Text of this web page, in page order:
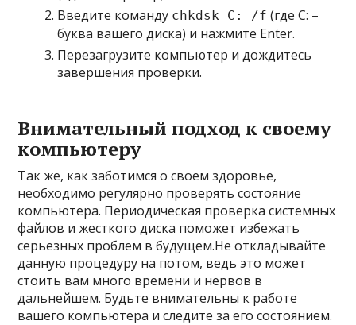
Введите команду chkdsk C: /f (где C: –
буква вашего диска) и нажмите Enter.
Перезагрузите компьютер и дождитесь
завершения проверки.
Внимательный подход к своему
компьютеру
Так же, как заботимся о своем здоровье,
необходимо регулярно проверять состояние
компьютера. Периодическая проверка системных
файлов и жесткого диска поможет избежать
серьезных проблем в будущем.Не откладывайте
данную процедуру на потом, ведь это может
стоить вам много времени и нервов в
дальнейшем. Будьте внимательны к работе
вашего компьютера и следите за его состоянием.